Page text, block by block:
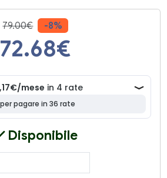
79.00€ -8%
72.68€
Disponibile